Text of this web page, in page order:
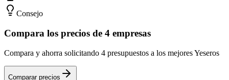
Consejo
Compara los precios de 4 empresas
Compara y ahorra solicitando 4 presupuestos a los mejores Yeseros
Comparar precios